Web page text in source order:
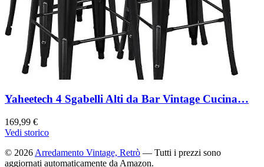
Yaheetech 4 Sgabelli Alti da Bar Vintage Cucina…
169,99 €
Vedi storico
© 2026 Arredamento Vintage, Retrò — Tutti i prezzi sono
aggiornati automaticamente da Amazon.